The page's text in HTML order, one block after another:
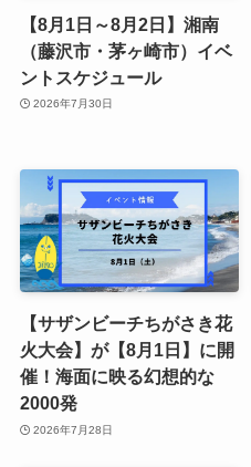
【8月1日～8月2日】湘南
（藤沢市・茅ヶ崎市）イベ
ントスケジュール
2026年7月30日
【サザンビーチちがさき花
火大会】が【8月1日】に開
催！海面に映る幻想的な
2000発
2026年7月28日